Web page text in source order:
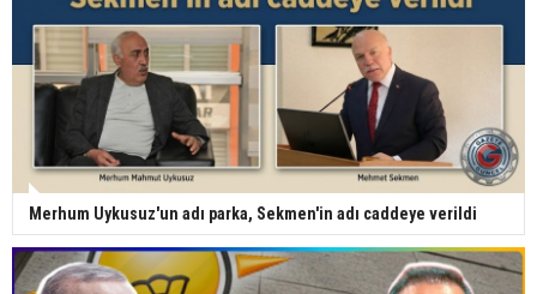
Merhum Uykusuz'un adı parka, Sekmen'in adı caddeye verildi